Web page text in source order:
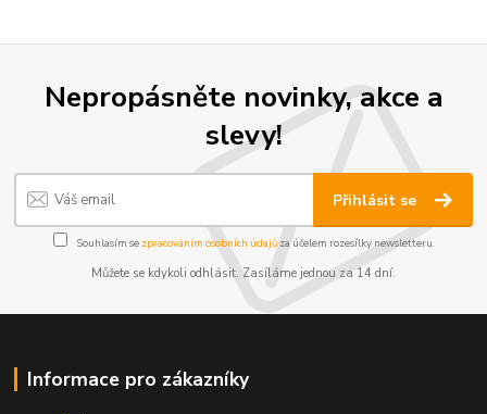
Nepropásněte novinky, akce a
slevy!
Přihlásit se
Souhlasím se zpracováním osobních údajůza účelem rozesílky newsletteru.
Můžete se kdykoli odhlásit. Zasíláme jednou za 14 dní.
Informace pro zákazníky